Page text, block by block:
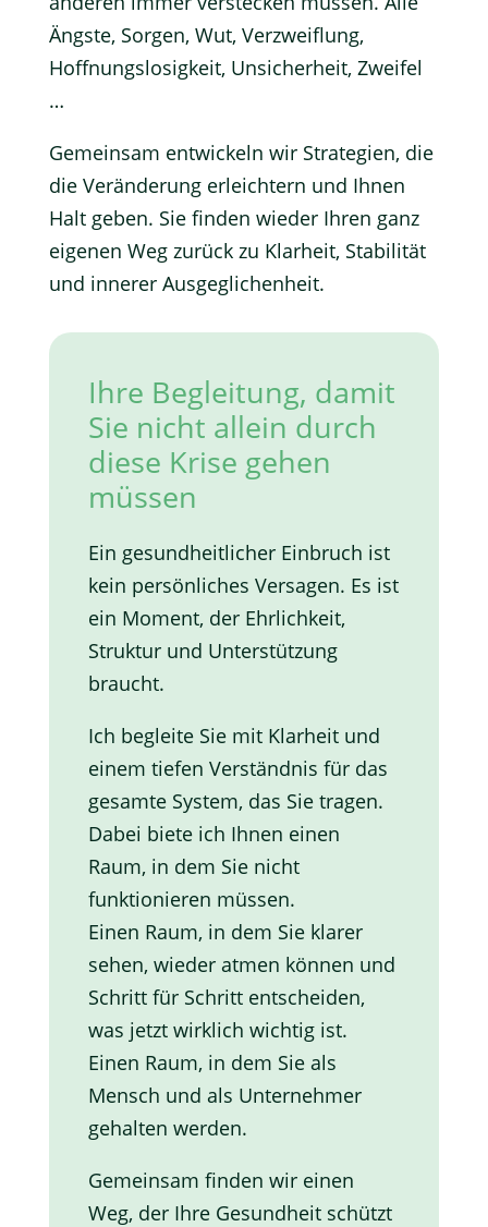
Ängste, Sorgen, Wut, Verzweiflung,
Hoffnungslosigkeit, Unsicherheit, Zweifel
…
Gemeinsam entwickeln wir Strategien, die
die Veränderung erleichtern und Ihnen
Halt geben. Sie finden wieder Ihren ganz
eigenen Weg zurück zu Klarheit, Stabilität
und innerer Ausgeglichenheit.
Ihre Begleitung, damit
Sie nicht allein durch
diese Krise gehen
müssen
Ein gesundheitlicher Einbruch ist
kein persönliches Versagen. Es ist
ein Moment, der Ehrlichkeit,
Struktur und Unterstützung
braucht.
Ich begleite Sie mit Klarheit und
einem tiefen Verständnis für das
gesamte System, das Sie tragen.
Dabei biete ich Ihnen einen
Raum, in dem Sie nicht
funktionieren müssen.
Einen Raum, in dem Sie klarer
sehen, wieder atmen können und
Schritt für Schritt entscheiden,
was jetzt wirklich wichtig ist.
Einen Raum, in dem Sie als
Mensch und als Unternehmer
gehalten werden.
Gemeinsam finden wir einen
Weg, der Ihre Gesundheit schützt